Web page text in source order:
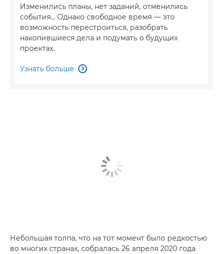
Изменились планы, нет заданий, отменились
события… Однако свободное время — это
возможность перестроиться, разобрать
накопившиеся дела и подумать о будущих
проектах.
Узнать больше 
Небольшая толпа, что на тот момент было редкостью
во многих странах, собралась 26 апреля 2020 года